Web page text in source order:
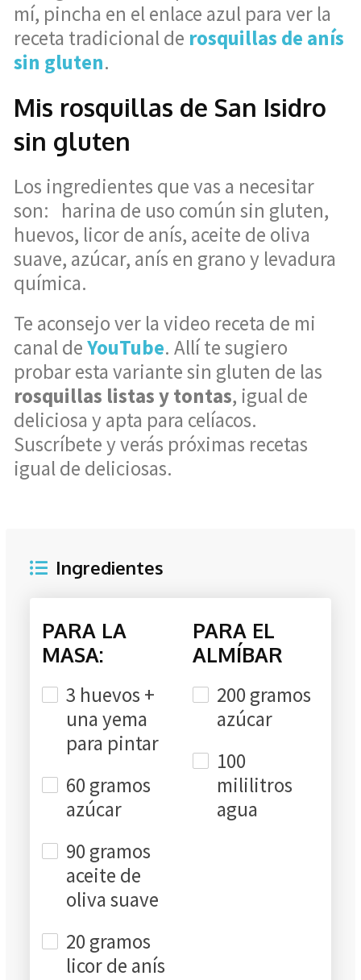
mí, pincha en el enlace azul para ver la
receta tradicional de rosquillas de anís
sin gluten.
Mis rosquillas de San Isidro
sin gluten
Los ingredientes que vas a necesitar
son: harina de uso común sin gluten,
huevos, licor de anís, aceite de oliva
suave, azúcar, anís en grano y levadura
química.
Te aconsejo ver la video receta de mi
canal deYouTube. Allí te sugiero
probar esta variante sin gluten de las
rosquillas listas y tontas, igual de
deliciosa y apta para celíacos.
Suscríbete y verás próximas recetas
igual de deliciosas.
Ingredientes
PARA LA
MASA:
3 huevos +
una yema
para pintar
60 gramos
azúcar
90 gramos
aceite de
oliva suave
20 gramos
licor de anís
PARA EL
ALMÍBAR
200 gramos
azúcar
100
mililitros
agua